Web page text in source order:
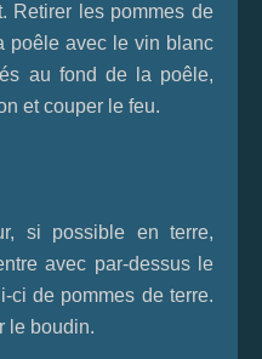
Retirer les pommes de
poêle avec le vin blanc
au fond de la poêle,
et couper le feu.
si possible en terre,
avec par-dessus le
ci de pommes de terre.
le boudin.